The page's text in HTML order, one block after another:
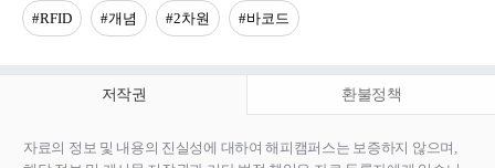
#RFID #개념 #2차원 #바코드
저작권 환불정책
자료의 정보 및 내용의 진실성에 대하여 해피캠퍼스는 보증하지 않으며,